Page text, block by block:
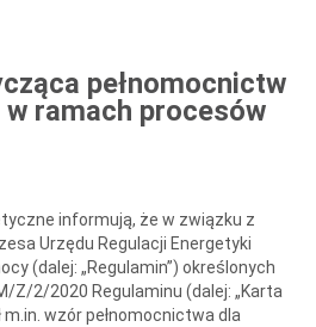
pełnomocnictw
w ramach procesów
informują, że w związku z
Urzędu Regulacji Energetyki
(dalej: „Regulamin”) określonych
Z/2/2020 Regulaminu (dalej: „Karta
wzór pełnomocnictwa dla